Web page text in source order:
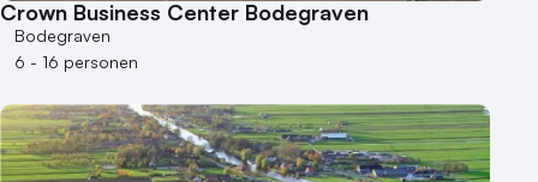
Crown Business Center Bodegraven
Bodegraven
6 - 16 personen